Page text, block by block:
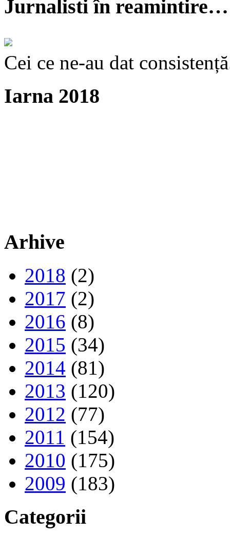
Jurnalisti în reamintire…
Cei ce ne-au dat
Iarna 2018
Arhive
2018 (2)
2017 (2)
2016 (8)
2015 (34)
2014 (81)
2013 (120)
2012 (77)
2011 (154)
2010 (175)
2009 (183)
Categorii